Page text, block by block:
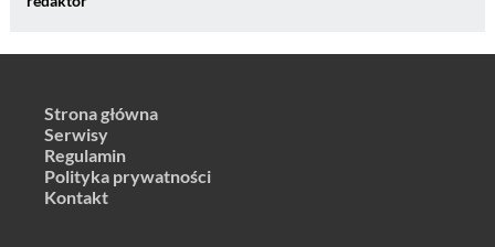
Strona główna
Serwisy
Regulamin
Polityka prywatności
Kontakt